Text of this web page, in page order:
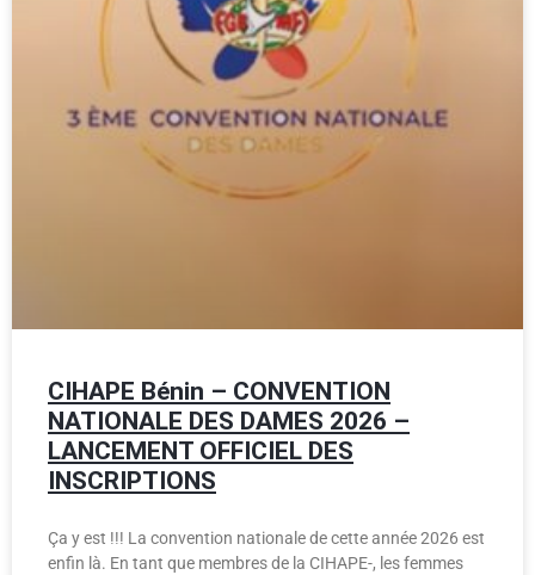
CIHAPE Bénin – CONVENTION
NATIONALE DES DAMES 2026 –
LANCEMENT OFFICIEL DES
INSCRIPTIONS
Ça y est !!! La convention nationale de cette année 2026 est
enfin là. En tant que membres de la CIHAPE-, les femmes